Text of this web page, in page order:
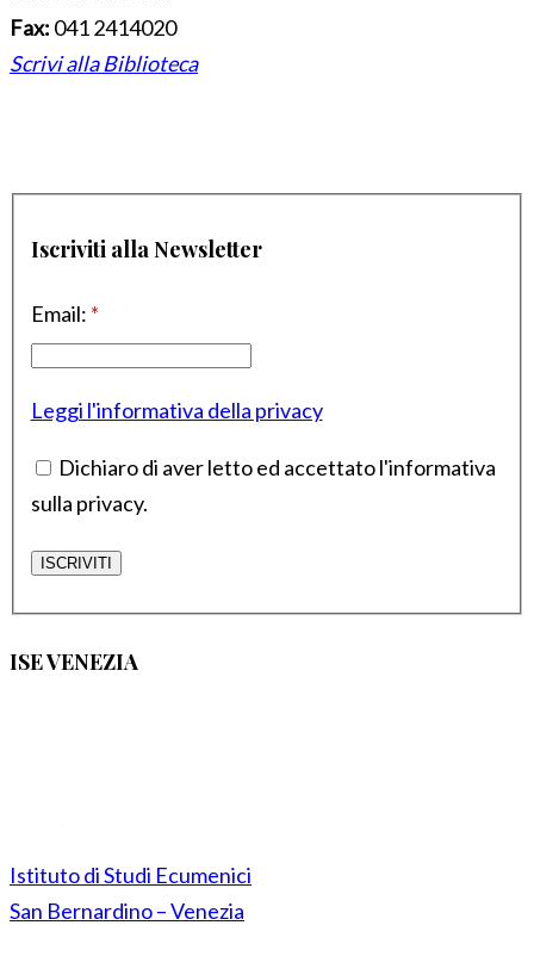
Fax: 041 2414020
Scrivi alla Biblioteca
Iscriviti alla Newsletter
Email: *
Leggi l'informativa della privacy
Dichiaro di aver letto ed accettato l'informativa
sulla privacy.
ISE VENEZIA
Istituto di Studi Ecumenici
San Bernardino – Venezia